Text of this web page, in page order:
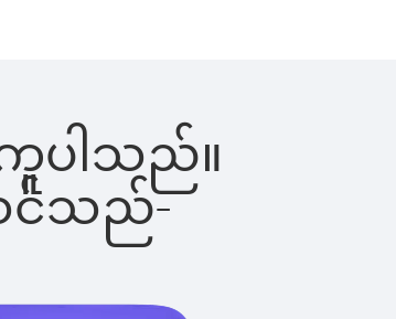
ကူပါသည်။
သင်သည်-